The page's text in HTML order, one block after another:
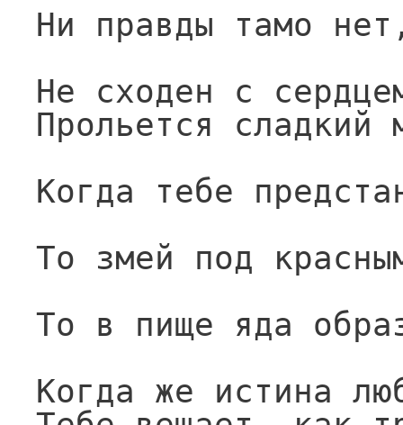
Ни правды тамо
Не сходен с
Прольется сладкий
Когда тебе
То змей под
То в пище яда
Когда же истина